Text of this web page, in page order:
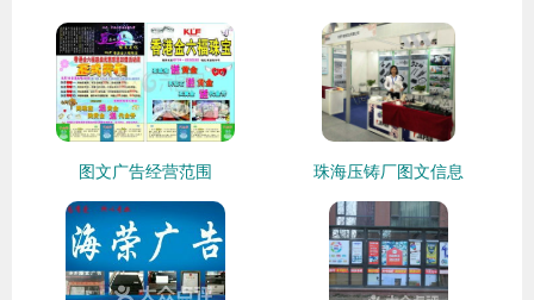
图文广告经营范围 珠海压铸厂图文信息